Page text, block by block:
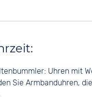
Uhren
Sie Armbanduhren,